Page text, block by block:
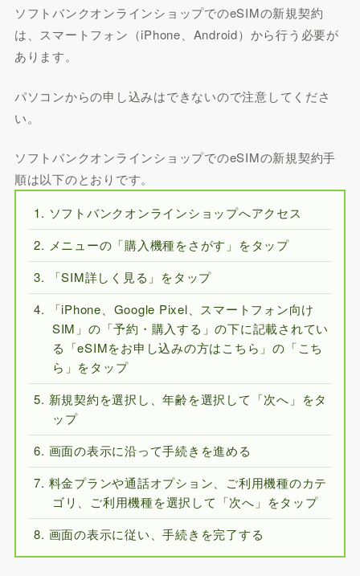
ソフトバンクオンラインショップでのeSIMの新規契約
は、スマートフォン（iPhone、Android）から行う必要が
あります。
パソコンからの申し込みはできないので注意してくださ
い。
ソフトバンクオンラインショップでのeSIMの新規契約手
順は以下のとおりです。
ソフトバンクオンラインショップへアクセス
メニューの「購入機種をさがす」をタップ
「SIM詳しく見る」をタップ
「iPhone、Google Pixel、スマートフォン向け
SIM」の「予約・購入する」の下に記載されてい
る「eSIMをお申し込みの方はこちら」の「こち
ら」をタップ
新規契約を選択し、年齢を選択して「次へ」をタ
ップ
画面の表示に沿って手続きを進める
料金プランや通話オプション、ご利用機種のカテ
ゴリ、ご利用機種を選択して「次へ」をタップ
画面の表示に従い、手続きを完了する